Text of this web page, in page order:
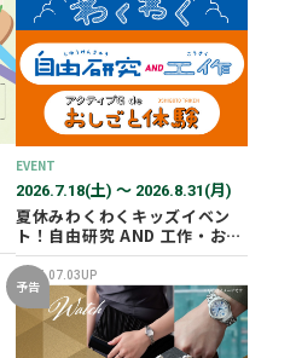
EVENT
2026.7.18(土) 〜 2026.8.31(月)
夏休みわくわくキッズイベン
ト！自由研究 AND 工作・おし
ごと体験！
2026.07.03UP
予告